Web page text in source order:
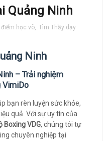
Quảng Ninh
học võ, Tìm Thầy dạy
Ninh
– Trải nghiệm
VimiDo
bạn rèn luyện sức khỏe,
quả. Với sự uy tín của
Boxing VDG, chúng tôi tự
chuyên nghiệp tại